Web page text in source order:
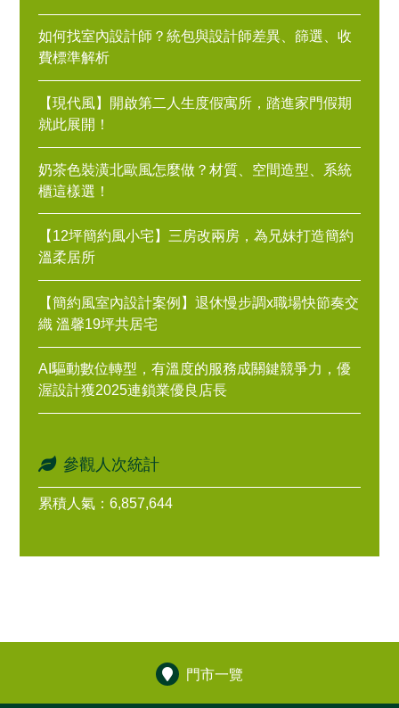
如何找室內設計師？統包與設計師差異、篩選、收
費標準解析
【現代風】開啟第二人生度假寓所，踏進家門假期
就此展開！
奶茶色裝潢北歐風怎麼做？材質、空間造型、系統
櫃這樣選！
【12坪簡約風小宅】三房改兩房，為兄妹打造簡約
溫柔居所
【簡約風室內設計案例】退休慢步調x職場快節奏交
織 溫馨19坪共居宅
AI驅動數位轉型，有溫度的服務成關鍵競爭力，優
渥設計獲2025連鎖業優良店長
參觀人次統計
累積人氣：6,857,644
門市一覽